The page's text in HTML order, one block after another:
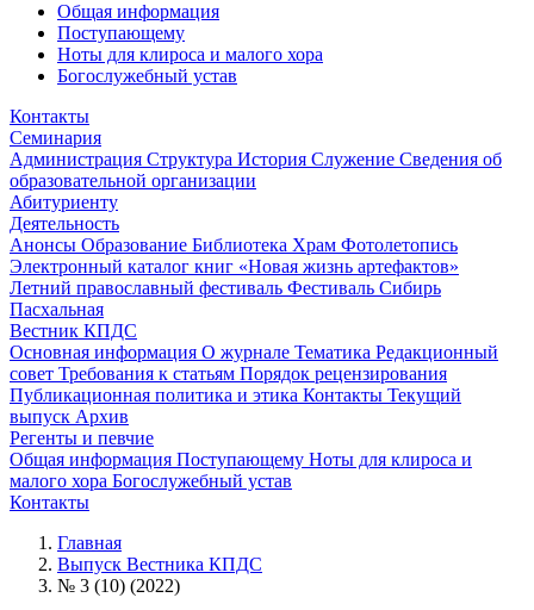
Общая информация
Поступающему
Ноты для клироса и малого хора
Богослужебный устав
Контакты
Семинария
Администрация Структура История Служение Сведения об
образовательной организации
Абитуриенту
Деятельность
Анонсы Образование Библиотека Храм Фотолетопись
Электронный каталог книг «Новая жизнь артефактов»
Летний православный фестиваль Фестиваль Сибирь
Пасхальная
Вестник КПДС
Основная информация О журнале Тематика Редакционный
совет Требования к статьям Порядок рецензирования
Публикационная политика и этика Контакты Текущий
выпуск Архив
Регенты и певчие
Общая информация Поступающему Ноты для клироса и
малого хора Богослужебный устав
Контакты
Главная
Выпуск Вестника КПДС
№ 3 (10) (2022)